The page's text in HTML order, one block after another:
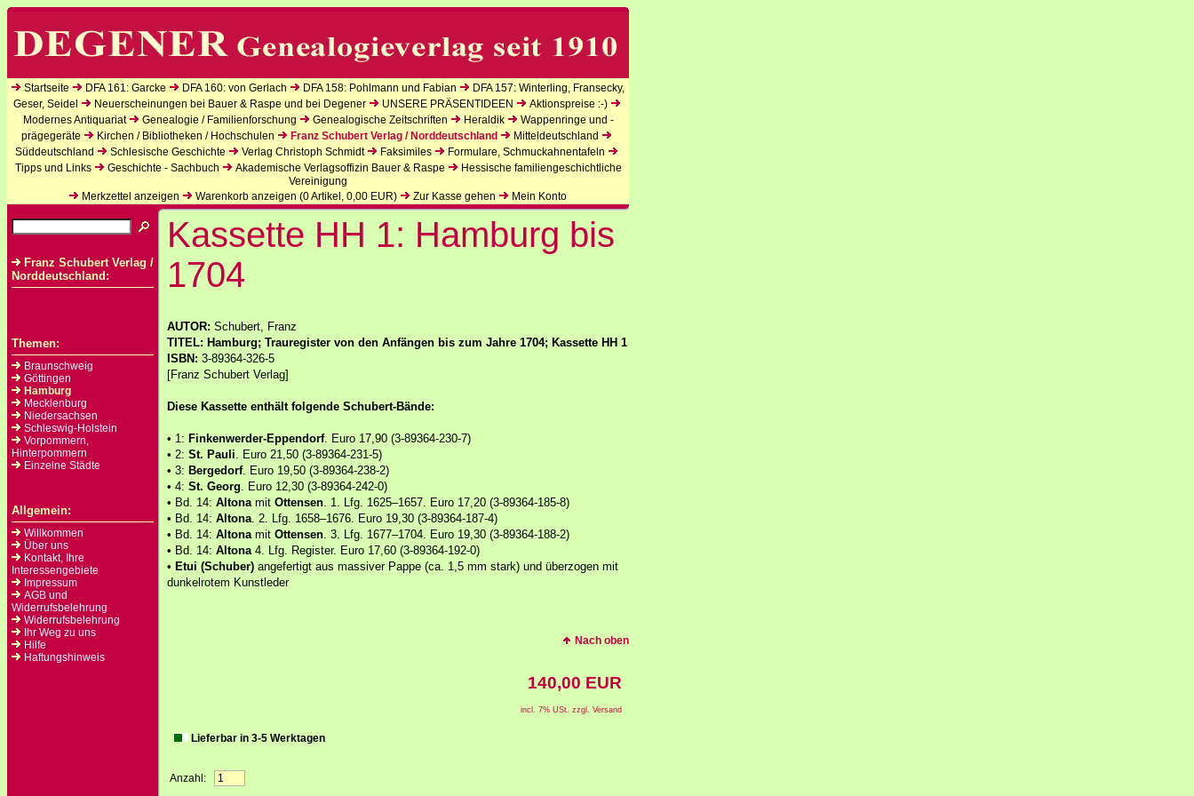
Startseite DFA 161: Garcke DFA 160: von Gerlach DFA 158: Pohlmann und Fabian
DFA 157: Winterling, Fransecky,
Geser, Seidel
Neuerscheinungen bei Bauer & Raspe und bei Degener UNSERE PRÄSENTIDEEN
Aktionspreise :-)
Modernes Antiquariat
Genealogie / Familienforschung Genealogische Zeitschriften Heraldik
Wappenringe und -
prägegeräte
Kirchen / Bibliotheken / Hochschulen Franz Schubert Verlag / Norddeutschland
Mitteldeutschland
Süddeutschland
Schlesische Geschichte Verlag Christoph Schmidt Faksimiles
Formulare, Schmuckahnentafeln
Tipps und Links
Geschichte - Sachbuch Akademische Verlagsoffizin Bauer & Raspe
Hessische familiengeschichtliche
Vereinigung
Merkzettel anzeigen
Warenkorb anzeigen (0Artikel, 0,00 EUR) Zur Kasse gehen Mein Konto
Franz Schubert Verlag /
Norddeutschland:
Themen:
Braunschweig
Göttingen
Hamburg
Mecklenburg
Niedersachsen
Schleswig-Holstein
Vorpommern,
Hinterpommern
Einzelne Städte
Allgemein:
Willkommen
Über uns
Kontakt, Ihre
Interessengebiete
Impressum
AGB und
Widerrufsbelehrung
Widerrufsbelehrung
Ihr Weg zu uns
Hilfe
Haftungshinweis
Kassette HH 1: Hamburg bis
1704
AUTOR: Schubert, Franz
TITEL: Hamburg; Trauregister von den Anfängen bis zum Jahre 1704; Kassette HH 1
ISBN: 3-89364-326-5
[Franz Schubert Verlag]
Diese Kassette enthält folgende Schubert-Bände:
• 1: Finkenwerder-Eppendorf. Euro 17,90 (3-89364-230-7)
• 2: St. Pauli. Euro 21,50 (3-89364-231-5)
• 3: Bergedorf. Euro 19,50 (3-89364-238-2)
• 4: St. Georg. Euro 12,30 (3-89364-242-0)
• Bd. 14: Altonamit Ottensen. 1. Lfg. 1625–1657. Euro 17,20 (3-89364-185-8)
• Bd. 14: Altona. 2. Lfg. 1658–1676. Euro 19,30 (3-89364-187-4)
• Bd. 14: Altonamit Ottensen. 3. Lfg. 1677–1704. Euro 19,30 (3-89364-188-2)
• Bd. 14: Altona4. Lfg. Register. Euro 17,60 (3-89364-192-0)
• Etui (Schuber) angefertigt aus massiver Pappe (ca. 1,5 mm stark) und überzogen mit
dunkelrotem Kunstleder
Nach oben
140,00 EUR
incl. 7% USt. zzgl. Versand
Lieferbar in 3-5 Werktagen
Anzahl: